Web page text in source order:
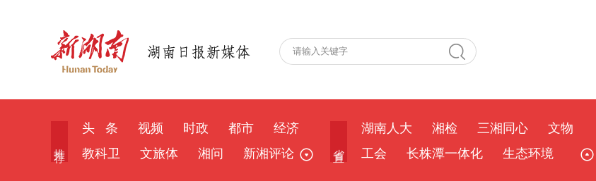
头 条 视频 时政 都市
经济
教科卫
文旅体 湘问 新湘评论
湖南人大 湘检 三湘同心
文物
工会
长株潭一体化 生态环境